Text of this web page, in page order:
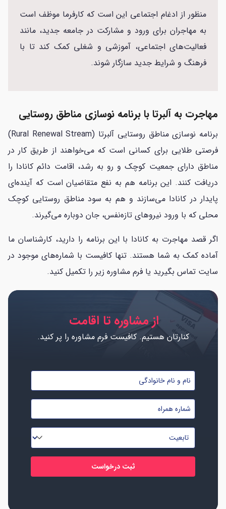
منظور از ادغام اجتماعی این است که کارفرما موظف است
به مهاجران برای ورود و مشارکت در جامعه جدید، مانند
فعالیت‌های اجتماعی، آموزشی و شغلی کمک کند تا با
فرهنگ و شرایط جدید سازگار شوند.
مهاجرت به آلبرتا با برنامه نوسازی مناطق روستایی
برنامه نوسازی مناطق روستایی آلبرتا (Rural Renewal Stream)
فرصتی طلایی برای کسانی است که می‌خواهند از طریق کار در
مناطق دارای جمعیت کوچک و رو به رشد، اقامت دائم کانادا را
دریافت کنند. این برنامه هم به نفع متقاضیان است که آینده‌ای
پایدار در کانادا می‌سازند و هم به سود مناطق روستایی کوچک
محلی که با ورود نیروهای تازه‌نفس، جان دوباره می‌گیرند.
اگر قصد مهاجرت به کانادا با این برنامه را دارید، کارشناسان ما
آماده کمک به شما هستند. تنها کافی‎ست با شماره‌های موجود در
سایت تماس بگیرید یا فرم مشاوره زیر را تکمیل کنید.
از مشاوره تا اقامت
کنارتان هستیم. کافیست فرم مشاوره را پر کنید.
نام
و
نام
خانوادگی
شماره
موبایل
تابعیت
*